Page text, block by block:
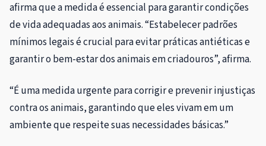
afirma que a medida é essencial para garantir condições
de vida adequadas aos animais. “Estabelecer padrões
mínimos legais é crucial para evitar práticas antiéticas e
garantir o bem-estar dos animais em criadouros”, afirma.
“É uma medida urgente para corrigir e prevenir injustiças
contra os animais, garantindo que eles vivam em um
ambiente que respeite suas necessidades básicas.”